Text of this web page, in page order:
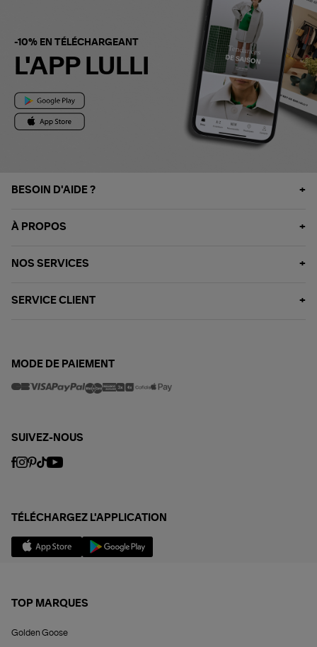
-10% EN TÉLÉCHARGEANT
L'APP LULLI
BESOIN D'AIDE ?
À PROPOS
NOS SERVICES
SERVICE CLIENT
MODE DE PAIEMENT
SUIVEZ-NOUS
TÉLÉCHARGEZ L'APPLICATION
TOP MARQUES
Golden Goose